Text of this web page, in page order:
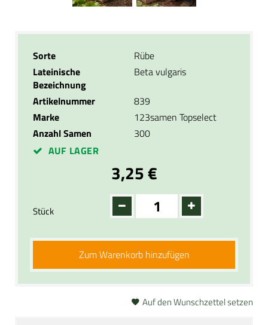
Sorte
Rübe
Lateinische
Bezeichnung
Beta vulgaris
Artikelnummer
839
Marke
123samen Topselect
Anzahl Samen
300
AUF LAGER
3,25 €
Stück
Zum Warenkorb hinzufügen
Auf den Wunschzettel setzen